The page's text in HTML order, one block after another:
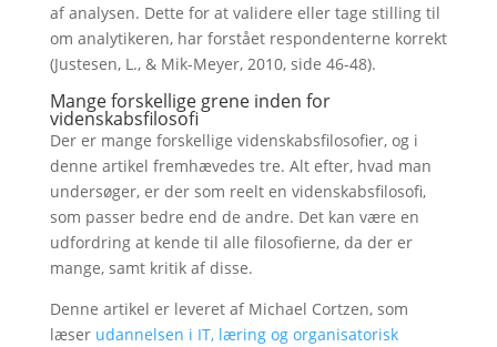
af analysen. Dette for at validere eller tage stilling til
om analytikeren, har forstået respondenterne korrekt
(Justesen, L., & Mik-Meyer, 2010, side 46-48).
Mange forskellige grene inden for
videnskabsfilosofi
Der er mange forskellige videnskabsfilosofier, og i
denne artikel fremhævedes tre. Alt efter, hvad man
undersøger, er der som reelt en videnskabsfilosofi,
som passer bedre end de andre. Det kan være en
udfordring at kende til alle filosofierne, da der er
mange, samt kritik af disse.
Denne artikel er leveret af Michael Cortzen, som
læser udannelsen i IT, læring og organisatorisk